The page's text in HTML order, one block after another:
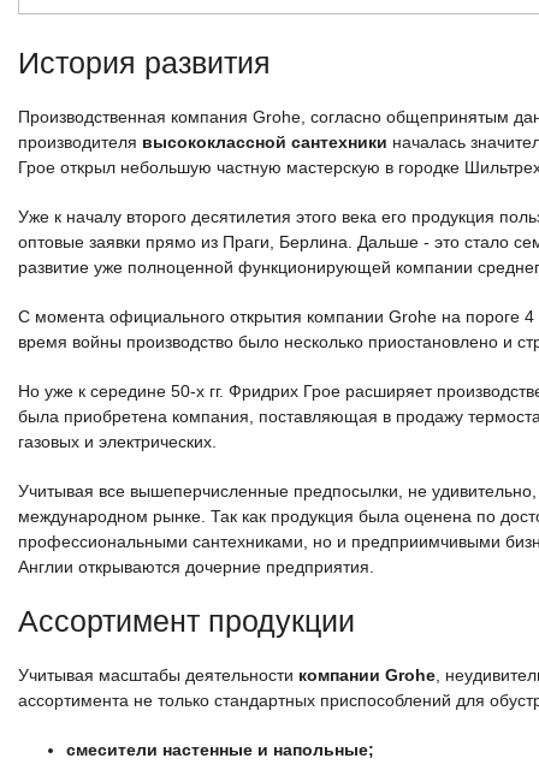
История развития
Производственная компания Grohe, согласно общепринятым
производителя высококлассной сантехники началась
Грое открыл небольшую частную мастерскую в городке
Уже к началу второго десятилетия этого века его продукция
оптовые заявки прямо из Праги, Берлина. Дальше - это стало
развитие уже полноценной функционирующей компании
С момента официального открытия компании Grohe на пороге 4
время войны производство было несколько приостановлено и
Но уже к середине 50-х гг. Фридрих Грое расширяет
была приобретена компания, поставляющая в продажу
газовых и электрических.
Учитывая все вышеперчисленные предпосылки, не удивительно,
международном рынке. Так как продукция была оценена по
профессиональными сантехниками, но и предприимчивыми
Англии открываются дочерние предприятия.
Ассортимент продукции
Учитывая масштабы деятельности компании Grohe ,
ассортимента не только стандартных приспособлений для
смесители настенные и напольные;